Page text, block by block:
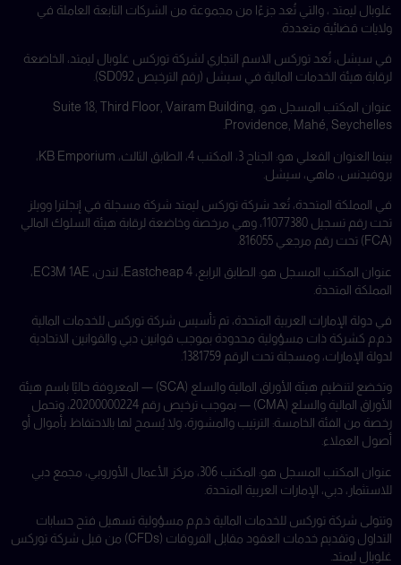
غلوبال ليمتد ، والتي تُعد جزءًا من مجموعة من الشركات التابعة العاملة في
ولايات قضائية متعددة.
في سيشل، تُعد توركس الاسم التجاري لشركة توركس غلوبال ليمتد، الخاضعة
لرقابة هيئة الخدمات المالية في سيشل (رقم الترخيص SD092).
عنوان المكتب المسجل هو: Suite 18, Third Floor, Vairam Building,
Providence, Mahé, Seychelles.
بينما العنوان الفعلي هو: الجناح 3، المكتب 4، الطابق الثالث، KB Emporium،
بروفيدنس، ماهي، سيشل.
في المملكة المتحدة، تُعد شركة توركس ليمتد شركة مسجلة في إنجلترا وويلز
تحت رقم تسجيل 11077380، وهي مرخصة وخاضعة لرقابة هيئة السلوك المالي
(FCA) تحت رقم مرجعي 816055.
عنوان المكتب المسجل هو: الطابق الرابع، 4 Eastcheap، لندن، EC3M 1AE،
المملكة المتحدة.
في دولة الإمارات العربية المتحدة، تم تأسيس شركة توركس للخدمات المالية
ذ.م.م كشركة ذات مسؤولية محدودة بموجب قوانين دبي والقوانين الاتحادية
لدولة الإمارات، ومسجلة تحت الرقم 1381759.
وتخضع لتنظيم هيئة الأوراق المالية والسلع (SCA) — المعروفة حاليًا باسم هيئة
الأوراق المالية والسلع (CMA) — بموجب ترخيص رقم 20200000224، وتحمل
رخصة من الفئة الخامسة: الترتيب والمشورة، ولا يُسمح لها بالاحتفاظ بأموال أو
أصول العملاء.
عنوان المكتب المسجل هو: المكتب 306، مركز الأعمال الأوروبي، مجمع دبي
للاستثمار، دبي، الإمارات العربية المتحدة.
وتتولى شركة توركس للخدمات المالية ذ.م.م مسؤولية تسهيل فتح حسابات
التداول وتقديم خدمات العقود مقابل الفروقات (CFDs) من قبل شركة توركس
غلوبال ليمتد.